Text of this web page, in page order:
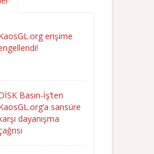
erişime
Basın-İş’ten
sansüre
dayanışma